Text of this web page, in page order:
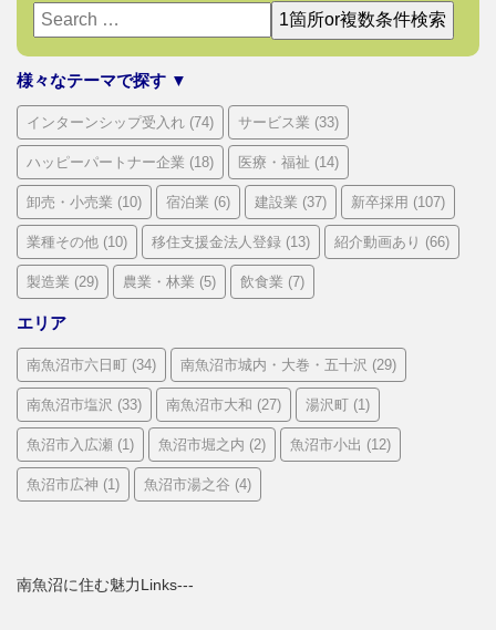
様々なテーマで探す ▼
インターンシップ受入れ (74) サービス業 (33)
ハッピーパートナー企業 (18) 医療・福祉 (14)
卸売・小売業 (10) 宿泊業 (6) 建設業 (37) 新卒採用 (107)
業種その他 (10) 移住支援金法人登録 (13) 紹介動画あり (66)
製造業 (29) 農業・林業 (5) 飲食業 (7)
エリア
南魚沼市六日町 (34) 南魚沼市城内・大巻・五十沢 (29)
南魚沼市塩沢 (33) 南魚沼市大和 (27) 湯沢町 (1)
魚沼市入広瀬 (1) 魚沼市堀之内 (2) 魚沼市小出 (12)
魚沼市広神 (1) 魚沼市湯之谷 (4)
南魚沼に住む魅力Links---